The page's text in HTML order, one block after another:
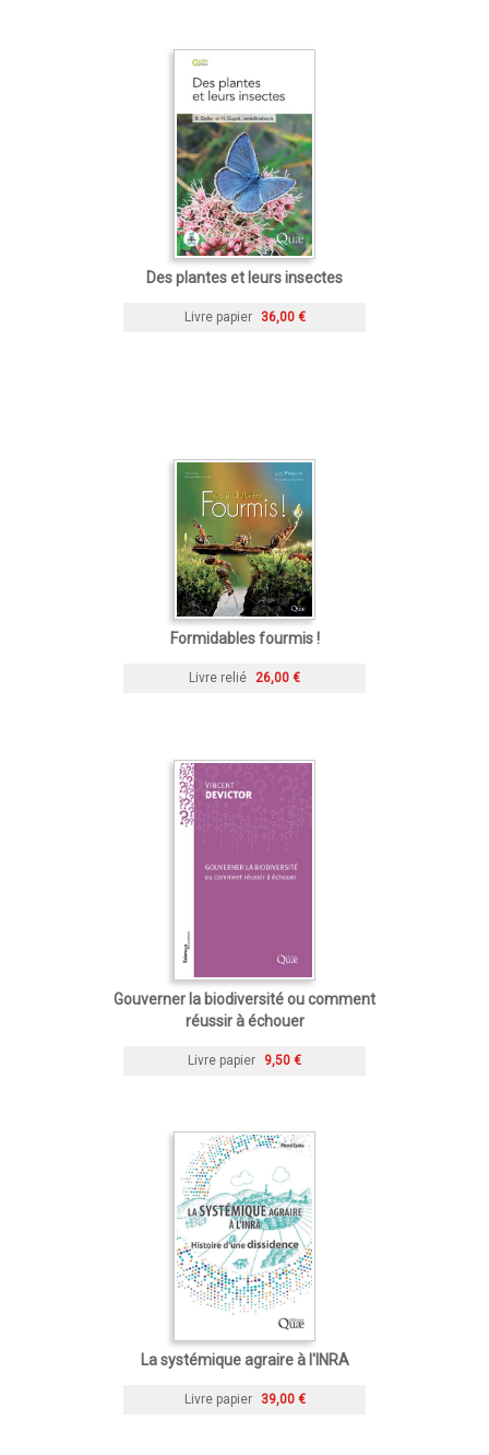
Des plantes et leurs insectes
Livre papier 36,00 €
Formidables fourmis !
Livre relié 26,00 €
Gouverner la biodiversité ou comment
réussir à échouer
Livre papier 9,50 €
La systémique agraire à l'INRA
Livre papier 39,00 €